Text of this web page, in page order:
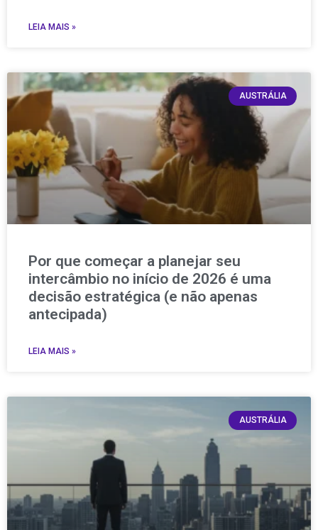
LEIA MAIS »
AUSTRÁLIA
Por que começar a planejar seu
intercâmbio no início de 2026 é uma
decisão estratégica (e não apenas
antecipada)
LEIA MAIS »
AUSTRÁLIA